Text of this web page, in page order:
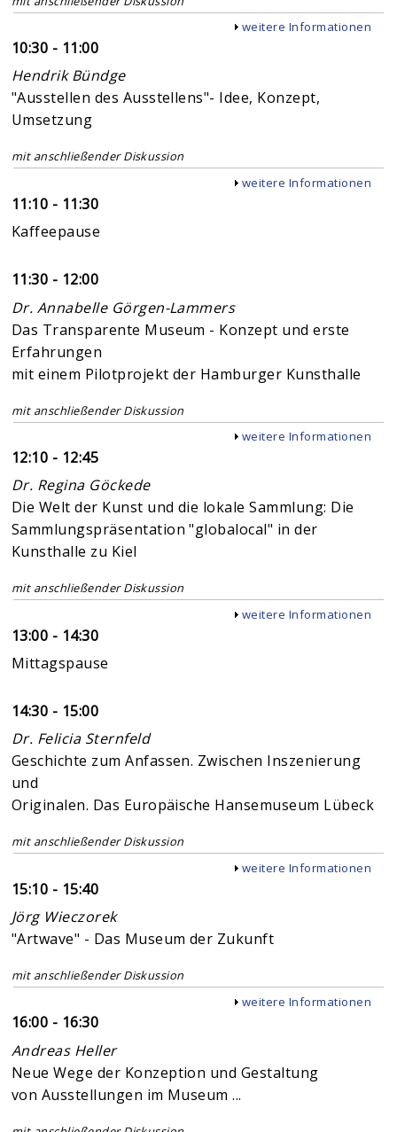
Anzeigen
weitere Informationen
10:30 - 11:00
Hendrik Bündge
"Ausstellen des Ausstellens"- Idee, Konzept,
Umsetzung
mit anschließender Diskussion
Anzeigen
weitere Informationen
11:10 - 11:30
Kaffeepause
11:30 - 12:00
Dr. Annabelle Görgen-Lammers
Das Transparente Museum - Konzept und erste
Erfahrungen
mit einem Pilotprojekt der Hamburger Kunsthalle
mit anschließender Diskussion
Anzeigen
weitere Informationen
12:10 - 12:45
Dr. Regina Göckede
Die Welt der Kunst und die lokale Sammlung: Die
Sammlungspräsentation "globalocal" in der
Kunsthalle zu Kiel
mit anschließender Diskussion
Anzeigen
weitere Informationen
13:00 - 14:30
Mittagspause
14:30 - 15:00
Dr. Felicia Sternfeld
Geschichte zum Anfassen. Zwischen Inszenierung
und
Originalen. Das Europäische Hansemuseum Lübeck
mit anschließender Diskussion
Anzeigen
weitere Informationen
15:10 - 15:40
Jörg Wieczorek
"Artwave" - Das Museum der Zukunft
mit anschließender Diskussion
Anzeigen
weitere Informationen
16:00 - 16:30
Andreas Heller
Neue Wege der Konzeption und Gestaltung
von Ausstellungen im Museum ...